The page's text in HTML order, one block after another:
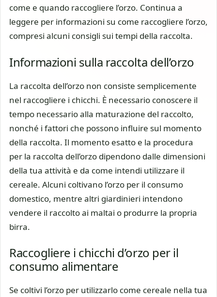
come e quando raccogliere l’orzo. Continua a
leggere per informazioni su come raccogliere l’orzo,
compresi alcuni consigli sui tempi della raccolta.
Informazioni sulla raccolta dell’orzo
La raccolta dell’orzo non consiste semplicemente
nel raccogliere i chicchi. È necessario conoscere il
tempo necessario alla maturazione del raccolto,
nonché i fattori che possono influire sul momento
della raccolta. Il momento esatto e la procedura
per la raccolta dell’orzo dipendono dalle dimensioni
della tua attività e da come intendi utilizzare il
cereale. Alcuni coltivano l’orzo per il consumo
domestico, mentre altri giardinieri intendono
vendere il raccolto ai maltai o produrre la propria
birra.
Raccogliere i chicchi d’orzo per il
consumo alimentare
Se coltivi l’orzo per utilizzarlo come cereale nella tua